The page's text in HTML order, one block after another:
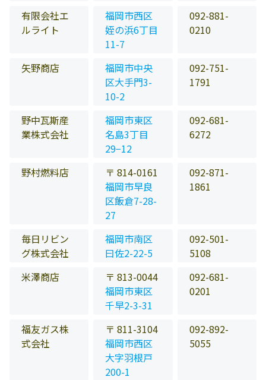
有限会社エ
ルライト
福岡市西区
姪の浜6丁目
11-7
092-881-
0210
矢野商店
福岡市中央
区大手門3-
10-2
092-751-
1791
野中瓦斯産
業株式会社
福岡市東区
名島3丁目
29−12
092-681-
6272
野村燃料店
〒 814-0161
福岡市早良
区飯倉7-28-
27
092-871-
1861
毎日リビン
グ株式会社
福岡市南区
曰佐2-22-5
092-501-
5108
米澤商店
〒 813-0044
福岡市東区
千早2-3-31
092-681-
0201
福友ガス株
式会社
〒 811-3104
福岡市西区
大字羽根戸
200-1
092-892-
5055